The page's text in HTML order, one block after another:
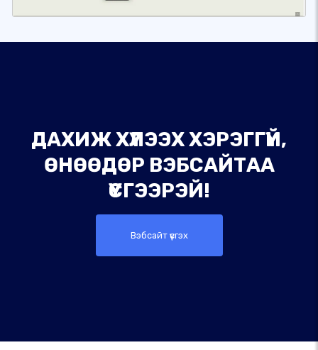
ДАХИЖ ХҮЛЭЭХ ХЭРЭГГҮЙ,
ӨНӨӨДӨР ВЭБСАЙТАА
ҮҮСГЭЭРЭЙ!
Вэбсайт үүсгэх